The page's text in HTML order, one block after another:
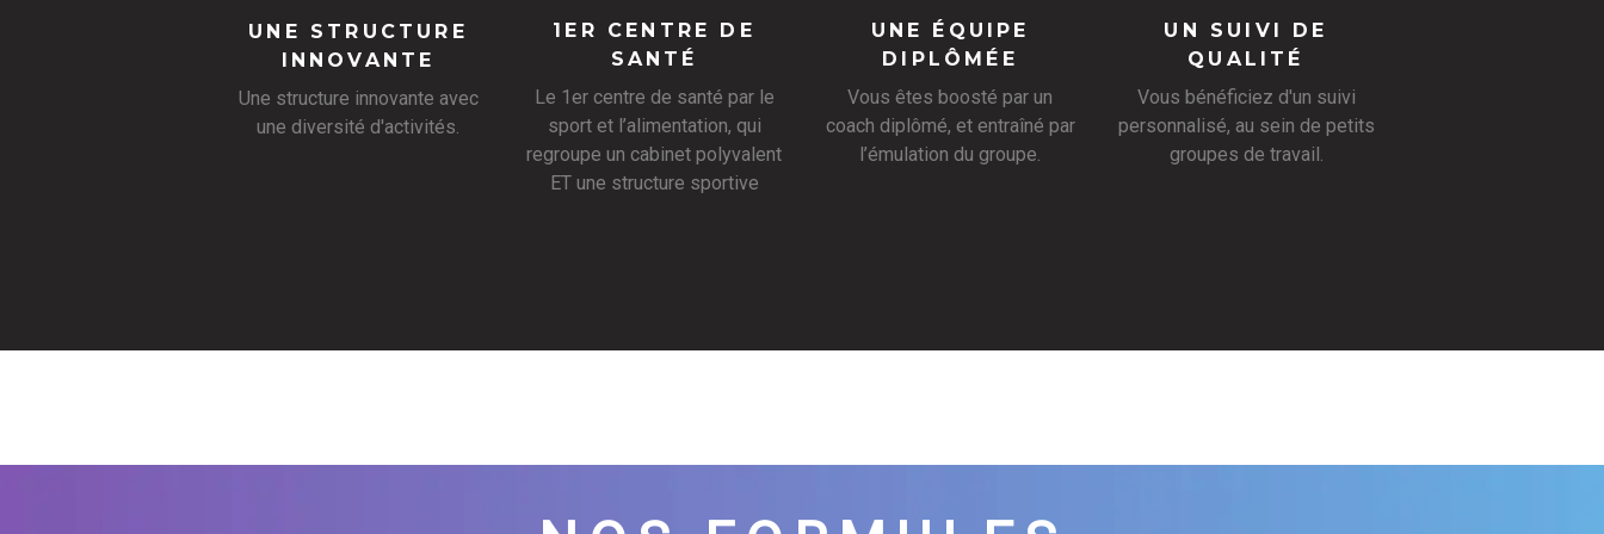
UNE STRUCTURE
INNOVANTE
Une structure innovante avec
une diversité d'activités.
1ER CENTRE DE
SANTÉ
Le 1er centre de santé par le
sport et l’alimentation, qui
regroupe un cabinet polyvalent
ET une structure sportive
UNE ÉQUIPE
DIPLÔMÉE
Vous êtes boosté par un
coach diplômé, et entraîné par
l’émulation du groupe.
UN SUIVI DE
QUALITÉ
Vous bénéficiez d'un suivi
personnalisé, au sein de petits
groupes de travail.